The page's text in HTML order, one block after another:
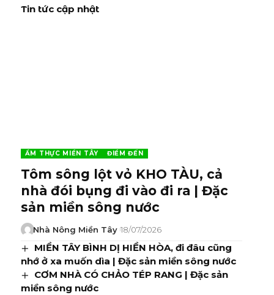
Tin tức cập nhật
ẨM THỰC MIỀN TÂY ĐIỂM ĐẾN
Tôm sông lột vỏ KHO TÀU, cả
nhà đói bụng đi vào đi ra | Đặc
sản miền sông nước
Nhà Nông Miền Tây 18/07/2026
MIỀN TÂY BÌNH DỊ HIỀN HÒA, đi đâu cũng
nhớ ở xa muốn dìa | Đặc sản miền sông nước
CƠM NHÀ CÓ CHẢO TÉP RANG | Đặc sản
miền sông nước